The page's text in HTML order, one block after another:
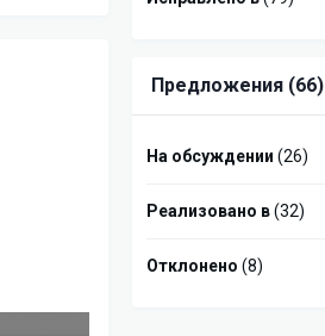
Предложения (66)
На обсуждении (26)
Реализовано в(32)
Отклонено (8)